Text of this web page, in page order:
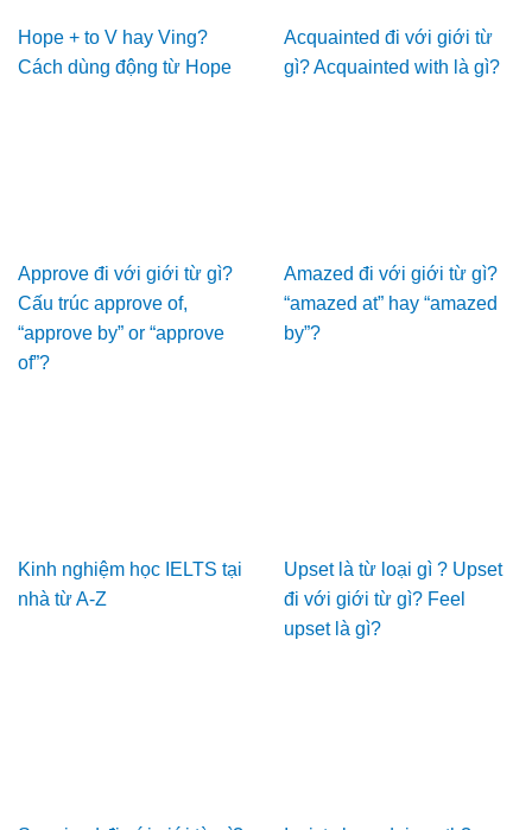
Hope + to V hay Ving?
Cách dùng động từ Hope
Acquainted đi với giới từ
gì? Acquainted with là gì?
Approve đi với giới từ gì?
Cấu trúc approve of,
“approve by” or “approve
of”?
Amazed đi với giới từ gì?
“amazed at” hay “amazed
by”?
Kinh nghiệm học IELTS tại
nhà từ A-Z
Upset là từ loại gì ? Upset
đi với giới từ gì? Feel
upset là gì?